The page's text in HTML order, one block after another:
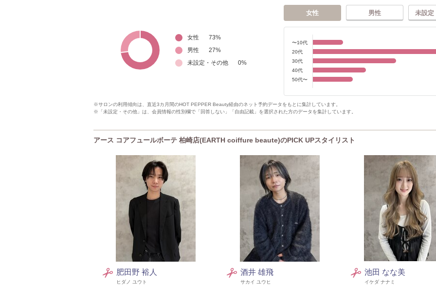
女性 73%
男性
27%
未設定・その他
0%
女性 男性 未設定
〜10代
20代
30代
40代
50代〜
※サロンの利用傾向は、直近3カ月間のHOT PEPPER Beauty経由のネット予約データをもとに集計しています。
※「未設定・その他」は、会員情報の性別欄で「回答しない」「自由記載」を選択された方のデータを集計しています。
アース コアフュールボーテ 柏崎店(EARTH coiffure beaute)のPICK UPスタイリスト
肥田野 裕人
ヒダノ ユウト
酒井 雄飛
サカイ ユウヒ
池田 なな美
イケダ ナナミ